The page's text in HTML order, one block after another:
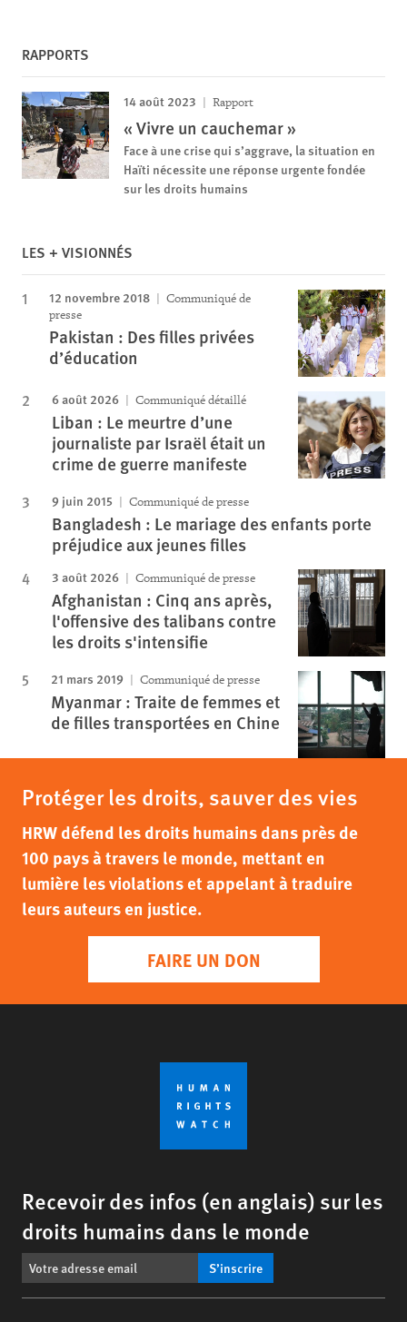
RAPPORTS
14 août 2023 Rapport
« Vivre un cauchemar »
Face à une crise qui s’aggrave, la situation en
Haïti nécessite une réponse urgente fondée
sur les droits humains
LES + VISIONNÉS
12 novembre 2018
Communiqué de
presse
Pakistan : Des filles privées
d’éducation
6 août 2026 Communiqué détaillé
Liban : Le meurtre d’une
journaliste par Israël était un
crime de guerre manifeste
9 juin 2015 Communiqué de presse
Bangladesh : Le mariage des enfants porte
préjudice aux jeunes filles
3 août 2026 Communiqué de presse
Afghanistan : Cinq ans après,
l'offensive des talibans contre
les droits s'intensifie
21 mars 2019 Communiqué de presse
Myanmar : Traite de femmes et
de filles transportées en Chine
Protéger les droits, sauver des vies
HRW défend les droits humains dans près de
100 pays à travers le monde, mettant en
lumière les violations et appelant à traduire
leurs auteurs en justice.
FAIRE UN DON
Recevoir des infos (en anglais) sur les
droits humains dans le monde
S’inscrire